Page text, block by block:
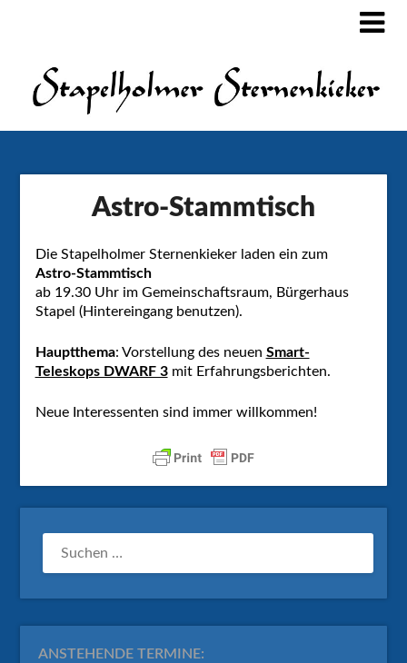
Astro-Stammtisch
Die Stapelholmer Sternenkieker laden ein zum
Astro-Stammtisch
ab 19.30 Uhr im Gemeinschaftsraum, Bürgerhaus
Stapel (Hintereingang benutzen).
Hauptthema: Vorstellung des neuen Smart-
Teleskops DWARF 3mit Erfahrungsberichten.
Neue Interessenten sind immer willkommen!
SUCHEN
NACH:
ANSTEHENDE TERMINE: